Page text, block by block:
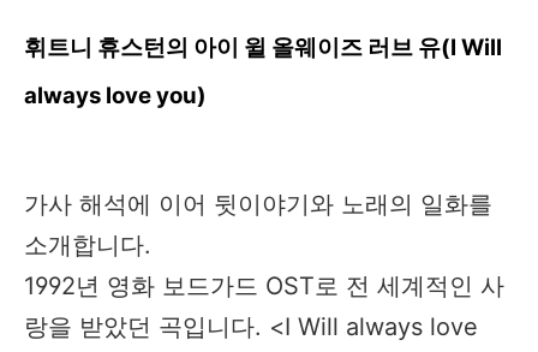
휘트니 휴스턴의 아이 윌 올웨이즈 러브 유(I Will
always love you)​
가사 해석에 이어 뒷이야기와 노래의 일화를
소개합니다.
1992년 영화 보드가드 OST로 전 세계적인 사
랑을 받았던 곡입니다. <I Will always love